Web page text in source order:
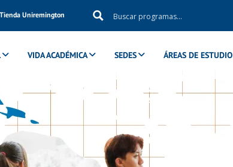
Tienda Uniremington
VIDA ACADÉMICA SEDES ÁREAS DE ESTUDIO